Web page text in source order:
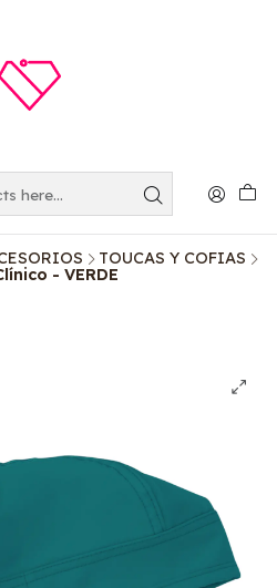
TOUCAS Y COFIAS
- VERDE